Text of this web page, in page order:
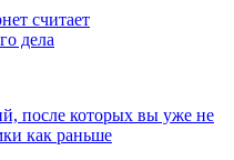
считает
дела
после которых вы уже не
как раньше